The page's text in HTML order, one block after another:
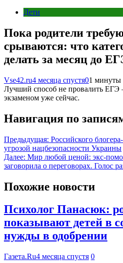
Дети
Пока родители
срываются: что
делать за месяц до
Vse42.ru4 месяца спустя01 минуты
Лучший способ не провалить ЕГЭ
экзаменом уже сейчас.
Навигация по
Предыдущая: Российского
угрозой нацбезопасности Украины
Далее: Мир любой ценой: экс-
заговорила о переговорах. Голос
Похожие новости
Психолог Панасюк:
показывают детей в
нужды в одобрении
Газета.Ru4 месяца спустя 0